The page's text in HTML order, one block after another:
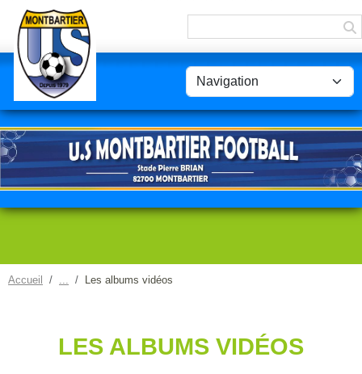
Accueil Les albums vidéos
LES ALBUMS VIDÉOS
Panneau de gestion des cookies